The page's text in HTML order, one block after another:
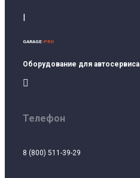
GARAGE-PRO
Оборудование для автосервиса

Телефон
8 (800) 511-39-29